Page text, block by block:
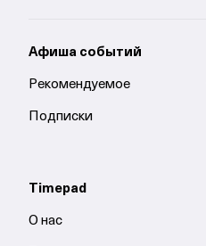
Афиша событий
Рекомендуемое
Подписки
Timepad
О нас